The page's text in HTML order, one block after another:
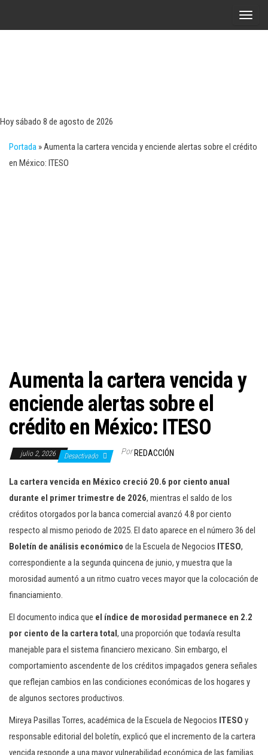
A
l
Hoy sábado 8 de agosto de 2026
Portada »Aumenta la cartera vencida y enciende alertas sobre el crédito
en México: ITESO
Aumenta la cartera vencida y
enciende alertas sobre el
crédito en México: ITESO
julio 2, 2026 Desactivado Por REDACCIÓN
La cartera vencida en México creció 20.6 por ciento anual
durante el primer trimestre de 2026, mientras el saldo de los
créditos otorgados por la banca comercial avanzó 4.8 por ciento
respecto al mismo periodo de 2025. El dato aparece en el número 36 del
Boletín de análisis económico de la Escuela de Negocios ITESO,
correspondiente a la segunda quincena de junio, y muestra que la
morosidad aumentó a un ritmo cuatro veces mayor que la colocación de
financiamiento.
El documento indica que el índice de morosidad permanece en 2.2
por ciento de la cartera total, una proporción que todavía resulta
manejable para el sistema financiero mexicano. Sin embargo, el
comportamiento ascendente de los créditos impagados genera señales
que reflejan cambios en las condiciones económicas de los hogares y
de algunos sectores productivos.
Mireya Pasillas Torres, académica de la Escuela de Negocios ITESO y
responsable editorial del boletín, explicó que el incremento de la cartera
vencida responde a una mayor vulnerabilidad económica de las familias.